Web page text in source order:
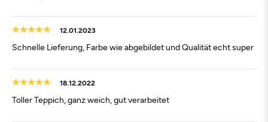
12.01.2023
Schnelle Lieferung, Farbe wie abgebildet und Qualität echt super
18.12.2022
Toller Teppich, ganz weich, gut verarbeitet